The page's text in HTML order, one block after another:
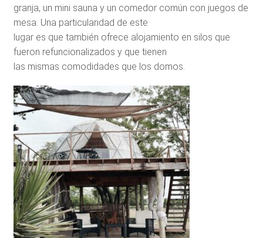
granja, un mini sauna y un comedor común con juegos de
mesa. Una particularidad de este
lugar es que también ofrece alojamiento en silos que
fueron refuncionalizados y que tienen
las mismas comodidades que los domos.